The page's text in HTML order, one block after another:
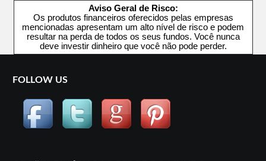
Aviso Geral de Risco:
Os produtos financeiros oferecidos pelas empresas
mencionadas apresentam um alto nível de risco e podem
resultar na perda de todos os seus fundos. Você nunca
deve investir dinheiro que você não pode perder.
FOLLOW US